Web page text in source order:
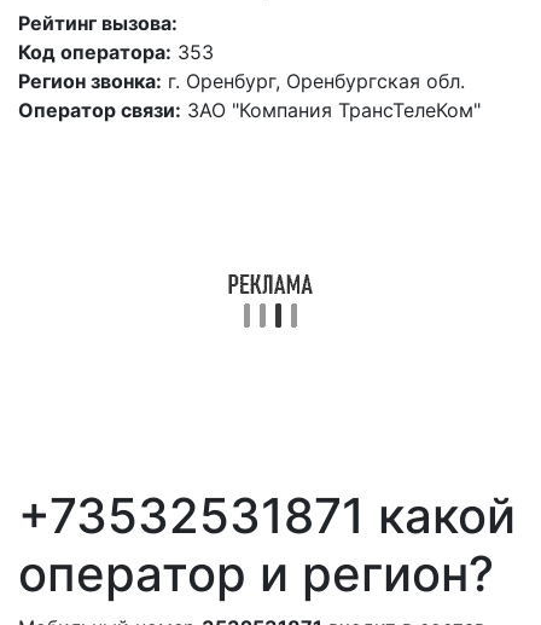
Рейтинг вызова:
Код оператора: 353
Регион звонка: г. Оренбург, Оренбургская обл.
Оператор связи: ЗАО "Компания ТрансТелеКом"
+73532531871 какой
оператор и регион?